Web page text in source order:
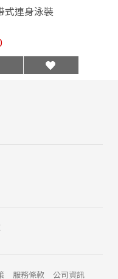
式連身泳裝
服務條款 公司資訊